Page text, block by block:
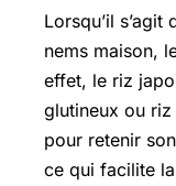
Lorsqu’il
nems maison,
effet, le riz
glutineux ou
pour retenir
ce qui facilite